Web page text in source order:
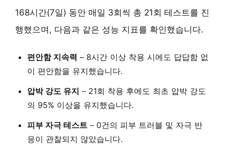
168시간(7일) 동안 매일 3회씩 총 21회 테스트를 진
행했으며, 다음과 같은 성능 지표를 확인했습니다.
편안함 지속력 – 8시간 이상 착용 시에도 답답함 없
이 편안함을 유지했습니다.
압박 강도 유지 – 21회 착용 후에도 최초 압박 강도
의 95% 이상을 유지했습니다.
피부 자극 테스트 – 0건의 피부 트러블 및 자극 반
응이 관찰되지 않았습니다.